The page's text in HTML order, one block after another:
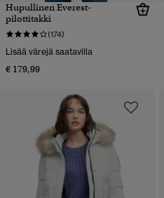
Hupullinen Everest-
pilottitakki
(174)
Lisää värejä saatavilla
€ 179,99